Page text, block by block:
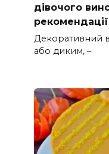
дівочого
рекомендації
Декоративний
або диким, –